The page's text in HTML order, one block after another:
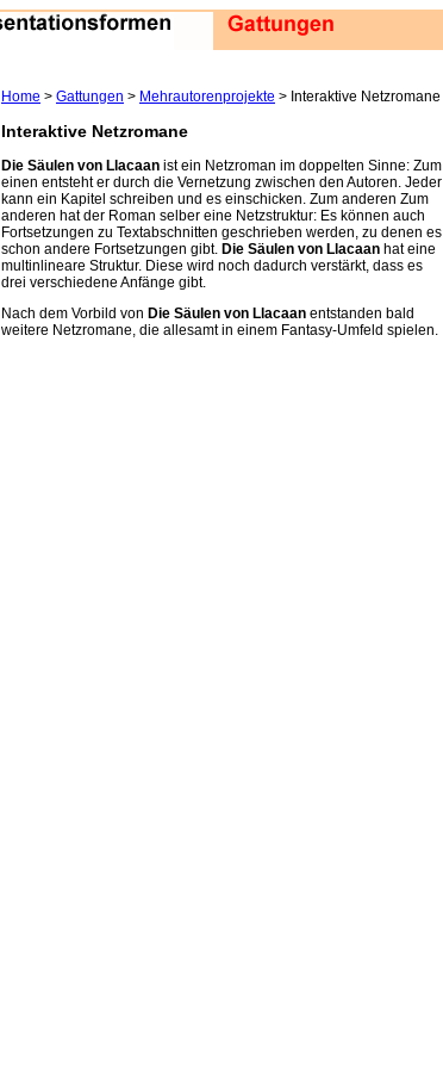
Home > Gattungen > Mehrautorenprojekte > Interaktive Netzromane
Interaktive Netzromane
Die Säulen von Llacaan ist ein Netzroman im doppelten Sinne: Zum
einen entsteht er durch die Vernetzung zwischen den Autoren. Jeder
kann ein Kapitel schreiben und es einschicken. Zum anderen Zum
anderen hat der Roman selber eine Netzstruktur: Es können auch
Fortsetzungen zu Textabschnitten geschrieben werden, zu denen es
schon andere Fortsetzungen gibt. Die Säulen von Llacaan hat eine
multinlineare Struktur. Diese wird noch dadurch verstärkt, dass es
drei verschiedene Anfänge gibt.
Nach dem Vorbild von Die Säulen von Llacaan entstanden bald
weitere Netzromane, die allesamt in einem Fantasy-Umfeld spielen.